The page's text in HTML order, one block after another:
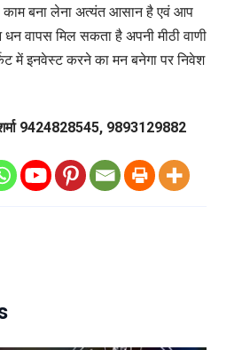
काम बना लेना अत्यंत आसान है एवं आप
वापस मिल सकता है अपनी मीठी वाणी
में इनवेस्ट करने का मन बनेगा पर निवेश
शर्मा 9424828545, 9893129882